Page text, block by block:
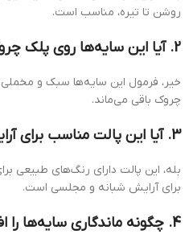
روشن تا تیره، مناسب است.
2. آیا این سایه‌ها روی پلک چروک می‌شوند؟
خیر، فرمول این سایه‌ها سبک و
چروک باقی می‌ماند.
3. آیا این پالت مناسب برای آرایش روزانه و مجلسی است؟
بله، این پالت دارای رنگ‌های طبیعی
برای آرایش شبانه و مجلسی است.
4. چگونه ماندگاری سایه‌ها را افزایش دهیم؟